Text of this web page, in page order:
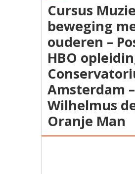
Cursus
beweging
ouderen –
HBO
Amsterdam –
Wilhelmus
Oranje Man